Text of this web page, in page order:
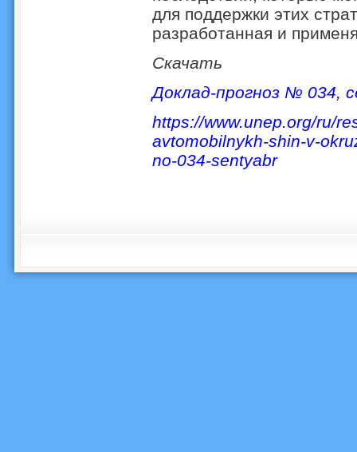
для поддержки этих
разработанная и
Скачать
Доклад-прогноз № 034,
https://www.unep.org/ru/
avtomobilnykh-shin-v-
no-034-sentyabr